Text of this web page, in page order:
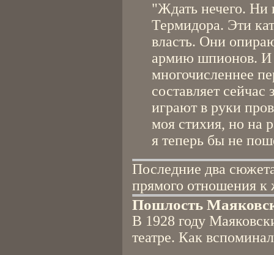
"Ждать нечего. Ни
Термидора. Эти
власть. Они
армию шпионов. И
многочисленнее
составляет
играют в руки
моя стихия, но на
я теперь бы не
Последние два
прямого отношения к
Пошлость
В 1928 году
театре. Как